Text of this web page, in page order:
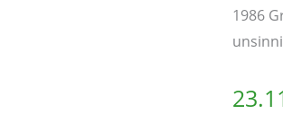
1986